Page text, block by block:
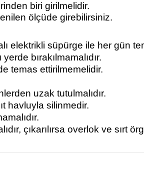
biri girilmelidir.
ölçüde girebilirsiniz.
elektrikli süpürge ile her gün
bırakılmamalıdır.
temas ettirilmemelidir.
uzak tutulmalıdır.
havluyla silinmedir.
çıkarılırsa overlok ve sırt